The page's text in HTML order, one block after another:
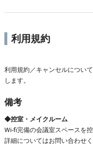
利用規約
利用規約／キャンセルについ
します。
備考
◆控室・メイクルーム
Wi-fi完備の会議室スペースを
詳細についてはお問い合わせく